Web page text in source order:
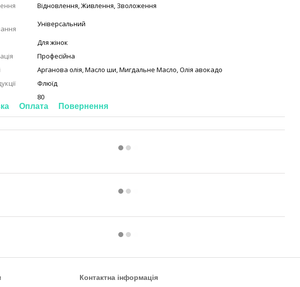
Відновлення,Живлення, Зволоження
Універсальний
Для жінок
Професійна
Арганова олія,Масло ши,Мигдальне Масло,Олія авокадо
Флюїд
80
Оплата Повернення
Контактна інформація